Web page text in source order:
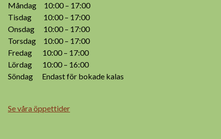
Måndag 10:00 – 17:00
Tisdag 10:00 – 17:00
Onsdag 10:00 – 17:00
Torsdag 10:00 – 17:00
Fredag 10:00 – 17:00
Lördag 10:00 – 16:00
Söndag Endast för bokade kalas
Se våra öppettider